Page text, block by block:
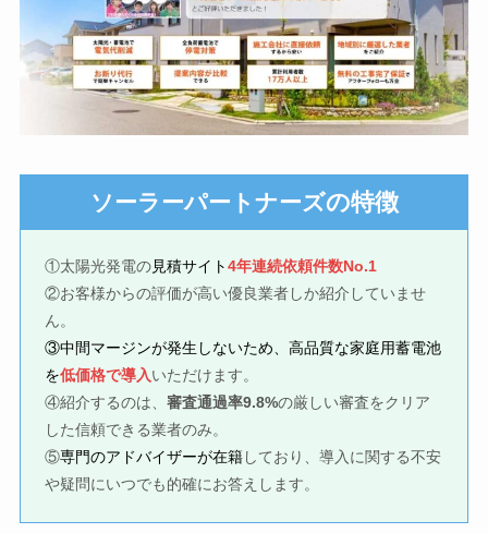
ソーラーパートナーズの特徴
①太陽光発電の見積サイト4年連続依頼件数No.1
②お客様からの評価が高い優良業者しか紹介していませ
ん。
③中間マージンが発生しないため、高品質な家庭用蓄電池
を低価格で導入いただけます。
④紹介するのは、審査通過率9.8%の厳しい審査をクリア
した信頼できる業者のみ。
⑤専門のアドバイザーが在籍しており、導入に関する不安
や疑問にいつでも的確にお答えします。